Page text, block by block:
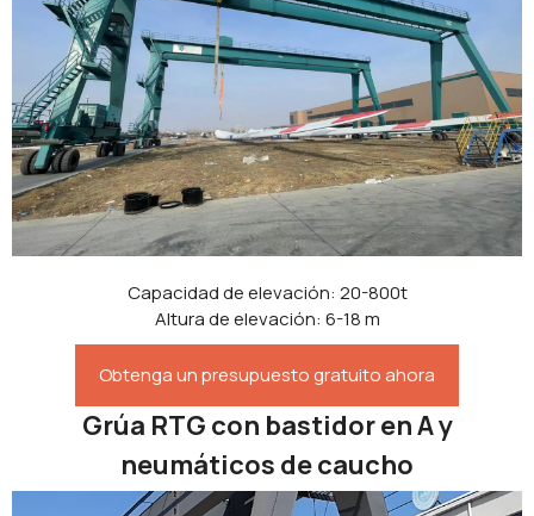
Capacidad de elevación: 20-800t
Altura de elevación: 6-18 m
Obtenga un presupuesto gratuito ahora
Grúa RTG con bastidor en A y
neumáticos de caucho